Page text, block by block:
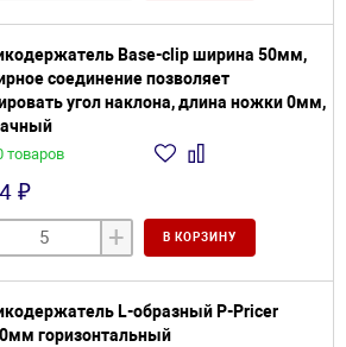
Base-clip ширина 50мм,
соединение позволяет
угол наклона, длина ножки 0мм,
товаров
₽
+ В КОРЗИНУ
L-образный P-Pricer
горизонтальный